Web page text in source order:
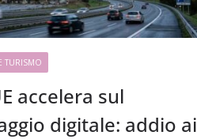
TURISMO
accelera sul
digitale: addio ai